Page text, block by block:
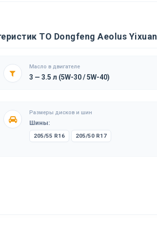
ТО Dongfeng Aeolus Yixuan
Масло в двигателе
3 — 3.5 л (5W-30 / 5W-40)
Размеры дисков и шин
Шины:
205/55 R16 205/50 R17